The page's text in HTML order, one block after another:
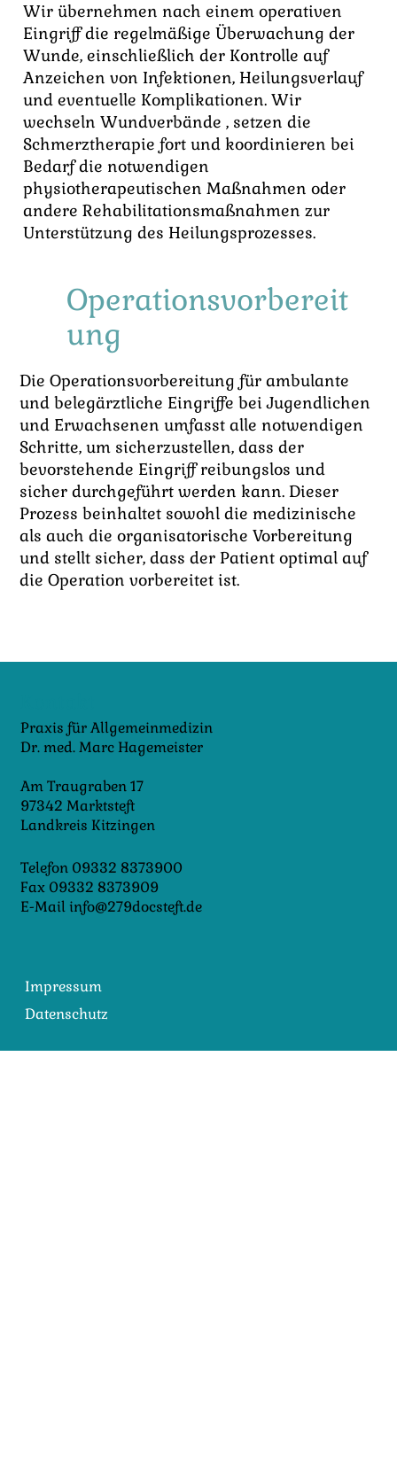
Wir übernehmen nach einem operativen
Eingriff die regelmäßige Überwachung der
Wunde, einschließlich der Kontrolle auf
Anzeichen von Infektionen, Heilungsverlauf
und eventuelle Komplikationen. Wir
wechseln Wundverbände , setzen die
Schmerztherapie fort und koordinieren bei
Bedarf die notwendigen
physiotherapeutischen Maßnahmen oder
andere Rehabilitationsmaßnahmen zur
Unterstützung des Heilungsprozesses.
Operationsvorbereit
ung
Die Operationsvorbereitung für ambulante
und belegärztliche Eingriffe bei Jugendlichen
und Erwachsenen umfasst alle notwendigen
Schritte, um sicherzustellen, dass der
bevorstehende Eingriff reibungslos und
sicher durchgeführt werden kann. Dieser
Prozess beinhaltet sowohl die medizinische
als auch die organisatorische Vorbereitung
und stellt sicher, dass der Patient optimal auf
die Operation vorbereitet ist.
Praxis für Allgemeinmedizin
Dr. med. Marc Hagemeister
Am Traugraben 17
97342 Marktsteft
Landkreis Kitzingen
Telefon 09332 8373900
Fax 09332 8373909
E-Mail info@279docsteft.de
Impressum
Datenschutz